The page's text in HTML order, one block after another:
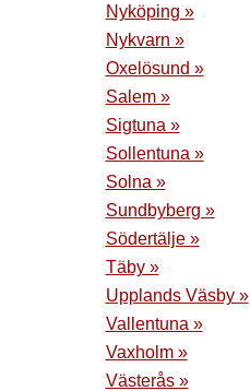
Nyköping »
Nykvarn »
Oxelösund »
Salem »
Sigtuna »
Sollentuna »
Solna »
Sundbyberg »
Södertälje »
Täby »
Upplands Väsby »
Vallentuna »
Vaxholm »
Västerås »